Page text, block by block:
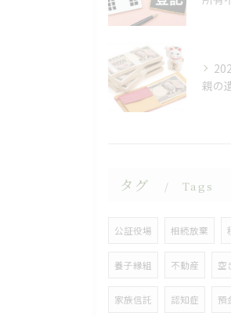
タグ Tags
公証役場 相続放棄
養子縁組 不動産 空
家族信託 認知症 預